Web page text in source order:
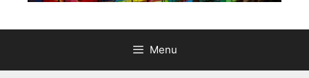
Menu